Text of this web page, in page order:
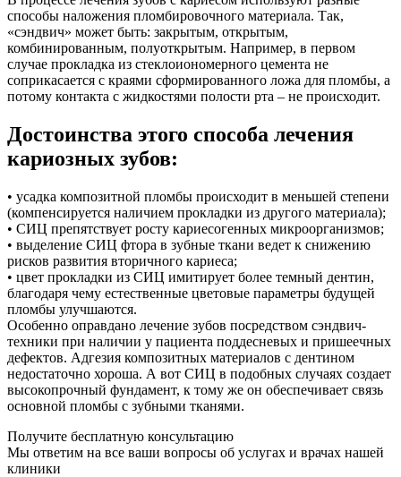
способы наложения пломбировочного материала. Так,
«сэндвич» может быть: закрытым, открытым,
комбинированным, полуоткрытым. Например, в первом
случае прокладка из стеклоиономерного цемента не
соприкасается с краями сформированного ложа для пломбы, а
потому контакта с жидкостями полости рта – не происходит.
Достоинства этого способа лечения
кариозных зубов:
• усадка композитной пломбы происходит в меньшей степени
(компенсируется наличием прокладки из другого материала);
• СИЦ препятствует росту кариесогенных микроорганизмов;
• выделение СИЦ фтора в зубные ткани ведет к снижению
рисков развития вторичного кариеса;
• цвет прокладки из СИЦ имитирует более темный дентин,
благодаря чему естественные цветовые параметры будущей
пломбы улучшаются.
Особенно оправдано лечение зубов посредством сэндвич-
техники при наличии у пациента поддесневых и пришеечных
дефектов. Адгезия композитных материалов с дентином
недостаточно хороша. А вот СИЦ в подобных случаях создает
высокопрочный фундамент, к тому же он обеспечивает связь
основной пломбы с зубными тканями.
Получите бесплатную консультацию
Мы ответим на все ваши вопросы об услугах и врачах нашей
клиники